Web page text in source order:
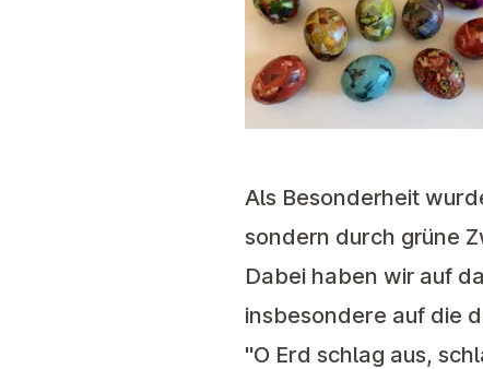
Als Besonderheit
sondern durch grüne
Dabei haben wir auf
insbesondere auf die
"O Erd schlag aus,